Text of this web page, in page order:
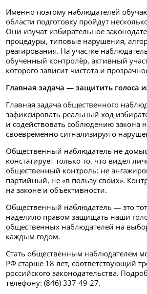
Именно поэтому наблюдателей
области подготовку пройдут
Они изучат избирательное
процедуры, типовые нарушения,
реагирования. На участке
обученный контролёр, активный
которого зависит чистота и
Главная задача — защитить голоса
Главная задача общественного
зафиксировать реальный ход
и содействовать соблюдению закона
своевременно сигнализируя о
Общественный наблюдатель не
констатирует только то, что видел
общественный контроль: не
партийный, не «в пользу своих».
на законе и объективности.
Общественный наблюдатель — это
наделило правом защищать наши
общественных наблюдателей на
каждым годом.
Стать общественным наблюдателем
РФ старше 18 лет, соответствующий
российского законодательства.
телефону: (846) 337-49-27.